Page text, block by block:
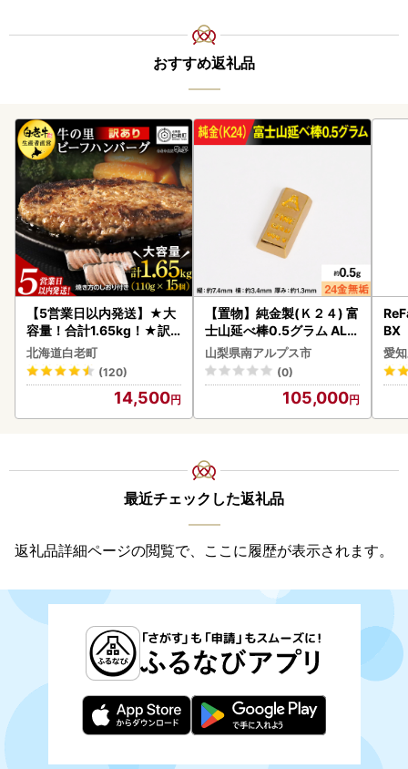
おすすめ返礼品
【5営業日以内発送】★大
容量！合計1.65kg！★訳
あり・牛の里ビーフハンバ
ーグ(110ｇ5枚入）×3 AG
058
北海道白老町
(120)
14,500
【置物】純金製(Ｋ２４) 富
士山延べ棒0.5グラム ALP
BK181
山梨県南アルプス市
(0)
105,000
BX
ー
ファ
愛
最近チェックした返礼品
返礼品詳細ページの閲覧で、ここに履歴が表示されます。